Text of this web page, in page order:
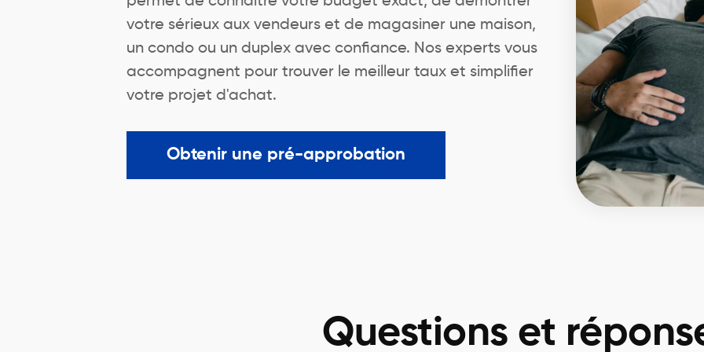
votre sérieux aux vendeurs et de magasiner une maison,
un condo ou un duplex avec confiance. Nos experts vous
accompagnent pour trouver le meilleur taux et simplifier
votre projet d'achat.
Obtenir une pré-approbation
Questions et